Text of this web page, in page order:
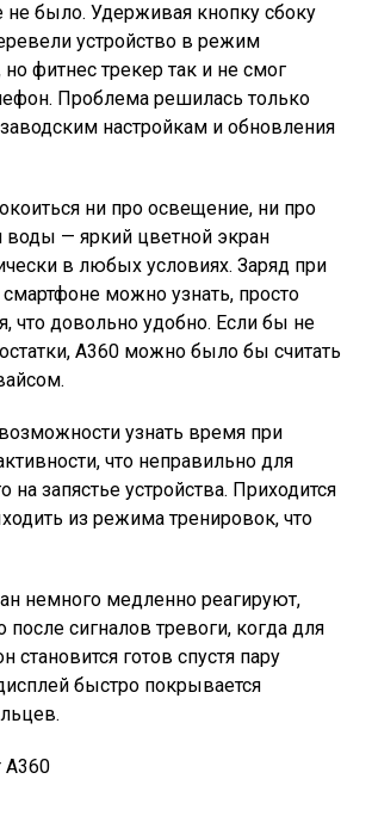
не было. Удерживая кнопку сбоку
устройство в режим
фитнес трекер так и не смог
Проблема решилась только
настройкам и обновления
ни про освещение, ни про
воды — яркий цветной экран
в любых условиях. Заряд при
можно узнать, просто
что довольно удобно. Если бы не
A360 можно было бы считать
узнать время при
что неправильно для
на запястье устройства. Приходится
из режима тренировок, что
немного медленно реагируют,
после сигналов тревоги, когда для
становится готов спустя пару
быстро покрывается